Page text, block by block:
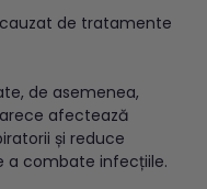
cauzat de tratamente
de asemenea,
afectează
și reduce
a combate infecțiile.